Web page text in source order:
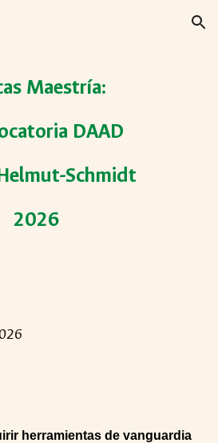
Skip to navigation
Maestría:
DAAD
Schmidt
2026
herramientas de vanguardia